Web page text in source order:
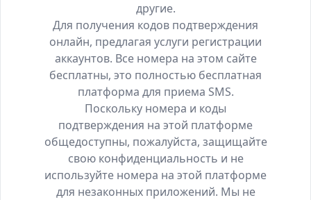
другие.
Для получения кодов подтверждения
онлайн, предлагая услуги регистрации
аккаунтов. Все номера на этом сайте
бесплатны, это полностью бесплатная
платформа для приема SMS.
Поскольку номера и коды
подтверждения на этой платформе
общедоступны, пожалуйста, защищайте
свою конфиденциальность и не
используйте номера на этой платформе
для незаконных приложений. Мы не